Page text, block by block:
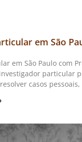
em São
em São Paulo com
particular
casos